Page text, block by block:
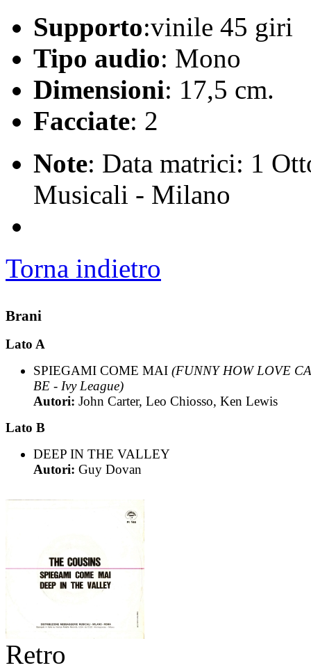
Supporto:vinile 45 giri
Tipo audio: Mono
Dimensioni: 17,5 cm.
Facciate: 2
Note: Data matrici: 1
Musicali - Milano
Torna indietro
Brani
Lato A
SPIEGAMI COME MAI (FUNNY HOW LOVE
BE - Ivy League)
Autori: John Carter, Leo Chiosso, Ken Lewis
Lato B
DEEP IN THE VALLEY
Autori: Guy Dovan
Retro